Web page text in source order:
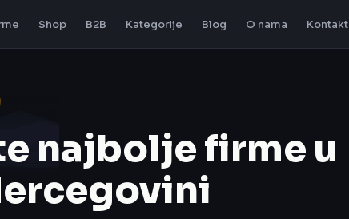
Shop B2B Kategorije Blog O nama Kontakt
najbolje firme u